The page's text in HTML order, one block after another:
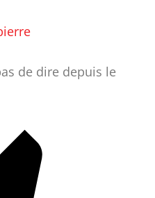
de dire depuis le